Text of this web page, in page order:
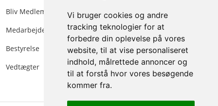
Vi bruger cookies og andre
tracking teknologier for at
forbedre din oplevelse på vores
website, til at vise personaliseret
indhold, målrettede annoncer og
til at forstå hvor vores besøgende
kommer fra.
Bliv Medlem
Medarbejdere
Bestyrelse
Vedtægter